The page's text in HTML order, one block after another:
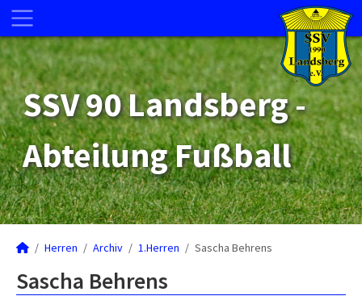
SSV 90 Landsberg -
Abteilung Fußball
Herren Archiv 1.Herren Sascha Behrens
Sascha Behrens